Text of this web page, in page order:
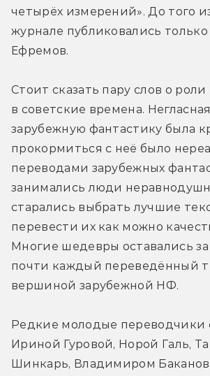
четырёх измерений». До того
журнале публиковались только
Ефремов.
Стоит сказать пару слов о
в советские времена.
зарубежную фантастику была
прокормиться с неё было
переводами зарубежных
занимались люди
старались выбрать лучшие
перевести их как можно
Многие шедевры оставались за
почти каждый переведённый
вершиной зарубежной НФ.
Редкие молодые переводчики
Ириной Гуровой, Норой Галь,
Шинкарь, Владимиром